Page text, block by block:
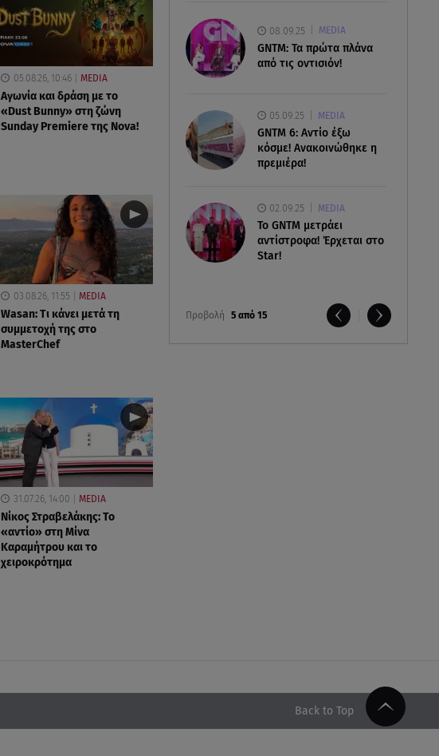
08.09.25 MEDIA
GNTM: Τα πρώτα πλάνα
από τις οντισιόν!
05.09.25 MEDIA
GNTM 6: Αντίο έξω
κόσμε! Ανακοινώθηκε η
πρεμιέρα!
02.09.25 MEDIA
Το GNTM μετράει
αντίστροφα! Έρχεται στο
Star!
Προβολή 5 από 15
05.08.26, 10:46 MEDIA
Αγωνία και δράση με το
«Dust Bunny» στη ζώνη
Sunday Premiere της Nova!
03.08.26, 11:55 MEDIA
Wasan: Tι κάνει μετά τη
συμμετοχή της στο
MasterChef
31.07.26, 14:00 MEDIA
Νίκος Στραβελάκης: Το
«αντίο» στη Μίνα
Καραμήτρου και το
χειροκρότημα
Back to Top